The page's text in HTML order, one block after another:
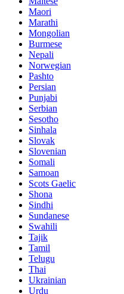
Maori
Marathi
Mongolian
Burmese
Nepali
Norwegian
Pashto
Persian
Punjabi
Serbian
Sesotho
Sinhala
Slovak
Slovenian
Somali
Samoan
Scots Gaelic
Shona
Sindhi
Sundanese
Swahili
Tajik
Tamil
Telugu
Thai
Ukrainian
Urdu